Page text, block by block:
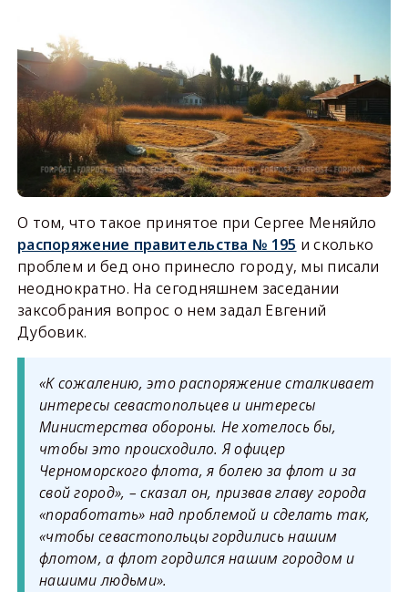
О том, что такое принятое при Сергее Меняйло
распоряжение правительства № 195 и сколько
проблем и бед оно принесло городу, мы писали
неоднократно. На сегодняшнем заседании
заксобрания вопрос о нем задал Евгений
Дубовик.
«К сожалению, это распоряжение сталкивает
интересы севастопольцев и интересы
Министерства обороны. Не хотелось бы,
чтобы это происходило. Я офицер
Черноморского флота, я болею за флот и за
свой город», – сказал он, призвав главу города
«поработать» над проблемой и сделать так,
«чтобы севастопольцы гордились нашим
флотом, а флот гордился нашим городом и
нашими людьми».